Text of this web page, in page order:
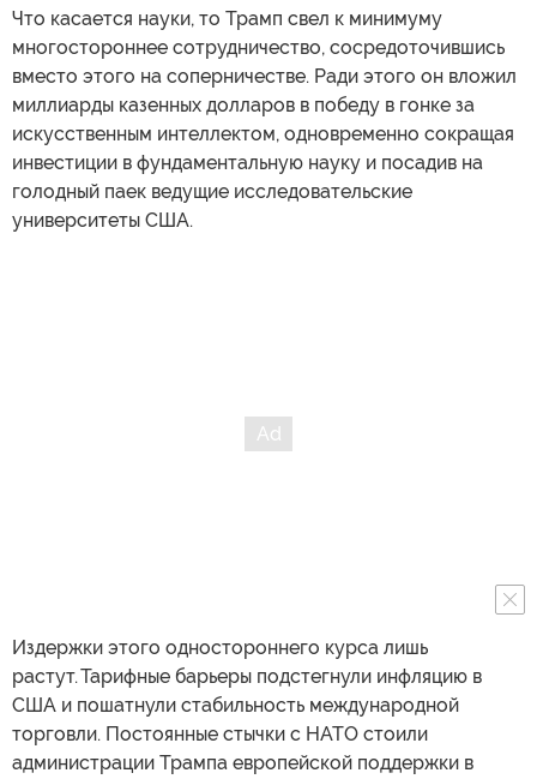
Что касается науки, то Трамп свел к минимуму
многостороннее сотрудничество, сосредоточившись
вместо этого на соперничестве. Ради этого он вложил
миллиарды казенных долларов в победу в гонке за
искусственным интеллектом, одновременно сокращая
инвестиции в фундаментальную науку и посадив на
голодный паек ведущие исследовательские
университеты США.
Издержки этого одностороннего курса лишь
растут. Тарифные барьеры подстегнули инфляцию в
США и пошатнули стабильность международной
торговли. Постоянные стычки с НАТО стоили
администрации Трампа европейской поддержки в